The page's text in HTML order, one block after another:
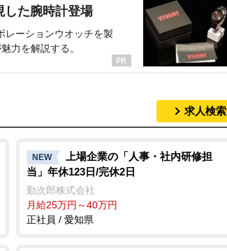
した腕時計登場
レーションウオッチを製
力を解説する。
求人検索
NEW
上場企業の「人事・社内研修担
当」年休123日/完休2日
勤次郎株式会社
月給25万円～40万円
正社員 / 愛知県